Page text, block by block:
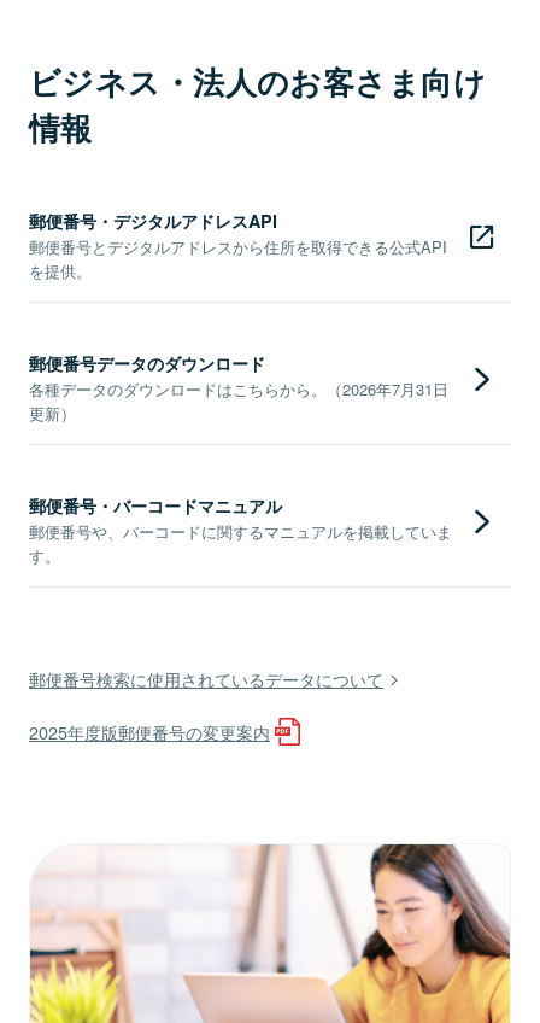
ビジネス・法人のお客さま向け
情報
郵便番号・デジタルアドレスAPI
郵便番号とデジタルアドレスから住所を取得できる公式API
を提供。
郵便番号データのダウンロード
各種データのダウンロードはこちらから。（2026年7月31日
更新）
郵便番号・バーコードマニュアル
郵便番号や、バーコードに関するマニュアルを掲載していま
す。
郵便番号検索に使用されているデータについて
2025年度版郵便番号の変更案内